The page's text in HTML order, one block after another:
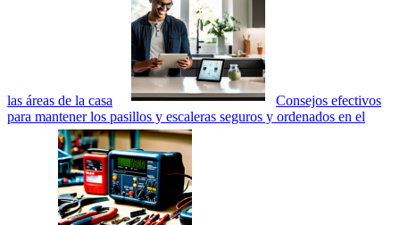
las áreas de la casa
Consejos efectivos
para mantener los pasillos y escaleras seguros y ordenados en el